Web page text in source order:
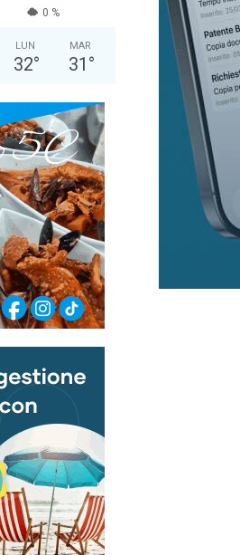
0 %
LUN
32°
MAR
31 °